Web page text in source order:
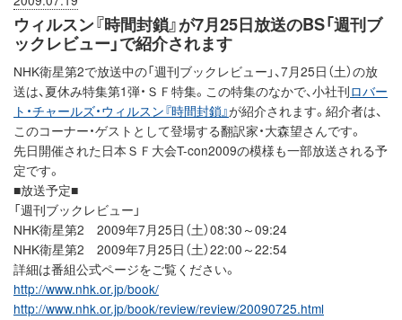
ウィルスン『時間封鎖』が7月25日放送のBS「週刊ブ
ックレビュー」で紹介されます
NHK衛星第2で放送中の「週刊ブックレビュー」、7月25日（土）の放
送は、夏休み特集第1弾・ＳＦ特集。この特集のなかで、小社刊ロバー
ト・チャールズ・ウィルスン『時間封鎖』が紹介されます。紹介者は、
このコーナー・ゲストとして登場する翻訳家・大森望さんです。
先日開催された日本ＳＦ大会T-con2009の模様も一部放送される予
定です。
■放送予定■
「週刊ブックレビュー」
NHK衛星第2 2009年7月25日（土）08:30～09:24
NHK衛星第2 2009年7月25日（土）22:00～22:54
詳細は番組公式ページをご覧ください。
http://www.nhk.or.jp/book/
http://www.nhk.or.jp/book/review/review/20090725.html